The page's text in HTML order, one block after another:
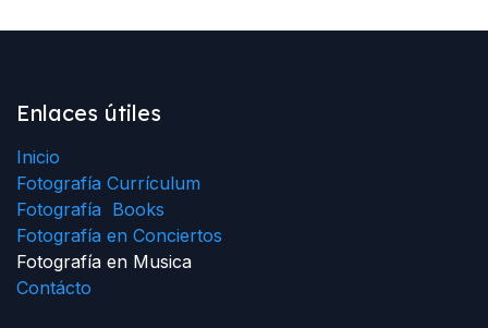
Enlaces útiles
Inicio
Fotografía Currículum
Fotografía Books
Fotografía en Conciertos
Fotografía en Musica
Contácto